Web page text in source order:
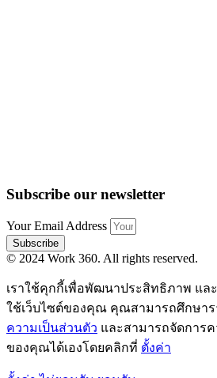
Subscribe our newsletter
Your Email Address
Subscribe
© 2024 Work 360. All rights reserved.
เราใช้คุกกี้เพื่อพัฒนาประสิทธิภาพ แล
ใช้เว็บไซต์ของคุณ คุณสามารถศึกษาร
ความเป็นส่วนตัว และสามารถจัดการค
ของคุณได้เองโดยคลิกที่ ตั้งค่า